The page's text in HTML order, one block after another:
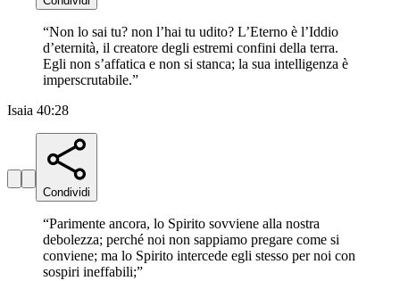
“Non lo sai tu? non l’hai tu udito? L’Eterno è l’Iddio
d’eternità, il creatore degli estremi confini della terra.
Egli non s’affatica e non si stanca; la sua intelligenza è
imperscrutabile.”
Isaia 40:28
Condividi
“Parimente ancora, lo Spirito sovviene alla nostra
debolezza; perché noi non sappiamo pregare come si
conviene; ma lo Spirito intercede egli stesso per noi con
sospiri ineffabili;”